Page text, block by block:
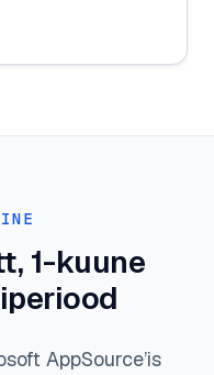
1-kuune
AppSource’is